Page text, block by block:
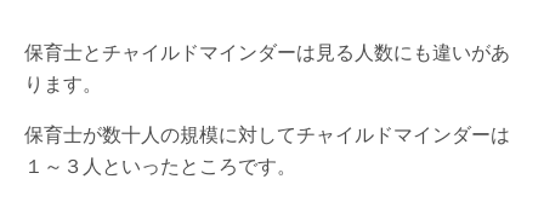
保育士とチャイルドマインダーは見る人数にも違いがあ
ります。
保育士が数十人の規模に対してチャイルドマインダーは
１～３人といったところです。